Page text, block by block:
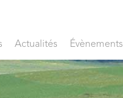
Actualités Évènements